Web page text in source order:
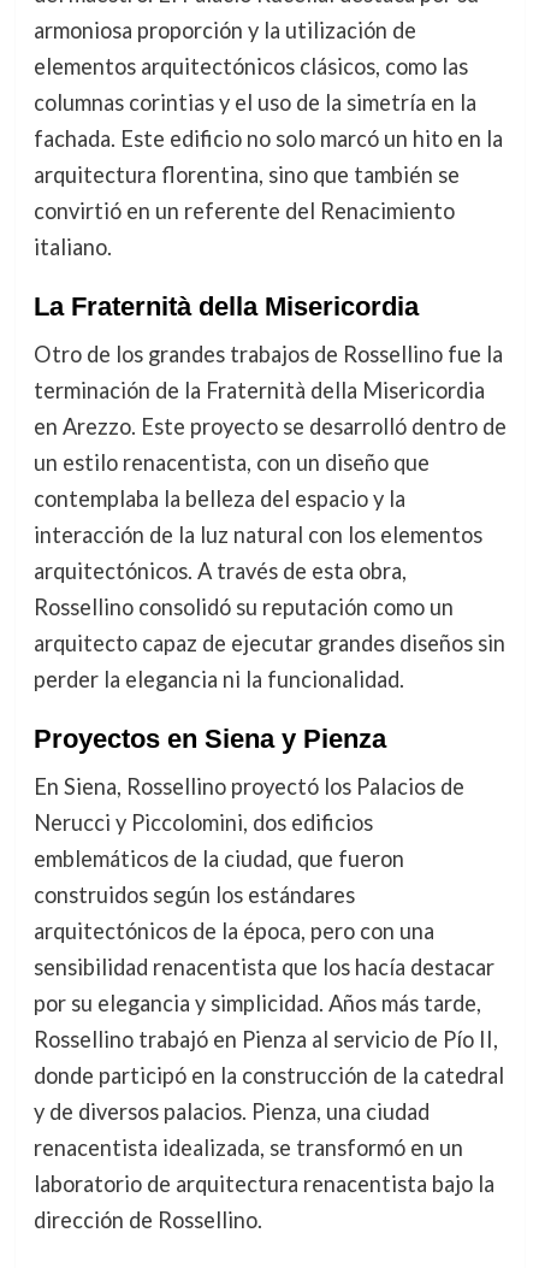
armoniosa proporción y la utilización de
elementos arquitectónicos clásicos, como las
columnas corintias y el uso de la simetría en la
fachada. Este edificio no solo marcó un hito en la
arquitectura florentina, sino que también se
convirtió en un referente del Renacimiento
italiano.
La Fraternità della Misericordia
Otro de los grandes trabajos de Rossellino fue la
terminación de la Fraternità della Misericordia
en Arezzo. Este proyecto se desarrolló dentro de
un estilo renacentista, con un diseño que
contemplaba la belleza del espacio y la
interacción de la luz natural con los elementos
arquitectónicos. A través de esta obra,
Rossellino consolidó su reputación como un
arquitecto capaz de ejecutar grandes diseños sin
perder la elegancia ni la funcionalidad.
Proyectos en Siena y Pienza
En Siena, Rossellino proyectó los Palacios de
Nerucci y Piccolomini, dos edificios
emblemáticos de la ciudad, que fueron
construidos según los estándares
arquitectónicos de la época, pero con una
sensibilidad renacentista que los hacía destacar
por su elegancia y simplicidad. Años más tarde,
Rossellino trabajó en Pienza al servicio de Pío II,
donde participó en la construcción de la catedral
y de diversos palacios. Pienza, una ciudad
renacentista idealizada, se transformó en un
laboratorio de arquitectura renacentista bajo la
dirección de Rossellino.